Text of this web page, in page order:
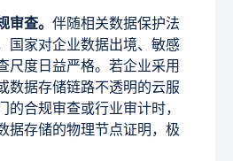
审查。 伴随相关数据保护法
国家对企业数据出境、敏感
尺度日益严格。若企业采用
数据存储链路不透明的云服
的合规审查或行业审计时，
据存储的物理节点证明，极